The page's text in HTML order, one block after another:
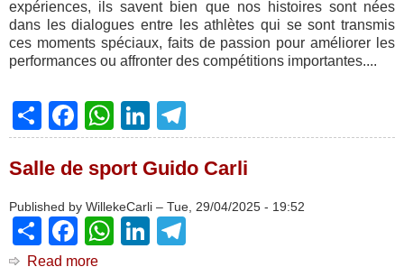
expériences, ils savent bien que nos histoires sont nées
dans les dialogues entre les athlètes qui se sont transmis
ces moments spéciaux, faits de passion pour améliorer les
performances ou affronter des compétitions importantes....
ShareFacebook
WhatsApp
LinkedIn
Salle de sport Guido Carli
Published by WillekeCarli – Tue, 29/04/2025 - 19:52
ShareFacebook
WhatsApp
LinkedIn
Read more